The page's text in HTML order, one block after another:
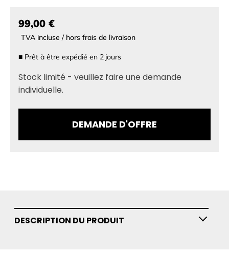
99,00 €
TVA incluse / hors frais de livraison
■ Prêt à être expédié en 2 jours
Stock limité - veuillez faire une demande
individuelle.
DEMANDE D'OFFRE
DESCRIPTION DU PRODUIT